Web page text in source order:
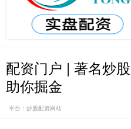
配资门户 | 著名炒
助你掘金
平台：炒股配资网站